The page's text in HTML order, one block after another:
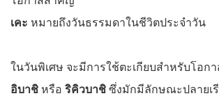
เคะ หมายถึงวันธรรมดาในชีวิตประจำวัน
ในวันพิเศษ จะมีการใช้ตะเกียบสำหรับโอก
อิบาชิ หรือ ริคิวบาชิ ซึ่งมักมีลักษณะปลายเ